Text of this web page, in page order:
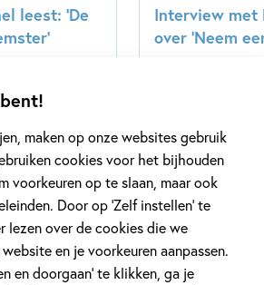
maken op onze websites gebruik
cookies voor het bijhouden
voorkeuren op te slaan, maar ook
Door op ‘Zelf instellen’ te
lezen over de cookies die we
en je voorkeuren aanpassen.
en doorgaan’ te klikken, ga je
leest: ‘De
Interview met
over ‘Neem
alle artikelen